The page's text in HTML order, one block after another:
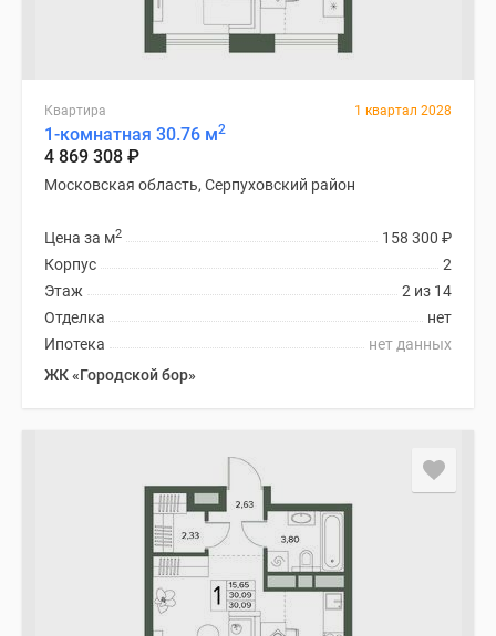
Квартира 1 квартал 2028
1-комнатная 30.76 м2
4 869 308 ₽
Московская область, Серпуховский район
158 300 ₽
Цена за м2
2
Корпус
2 из 14
Этаж
нет
Отделка
нет данных
Ипотека
ЖК «Городской бор»